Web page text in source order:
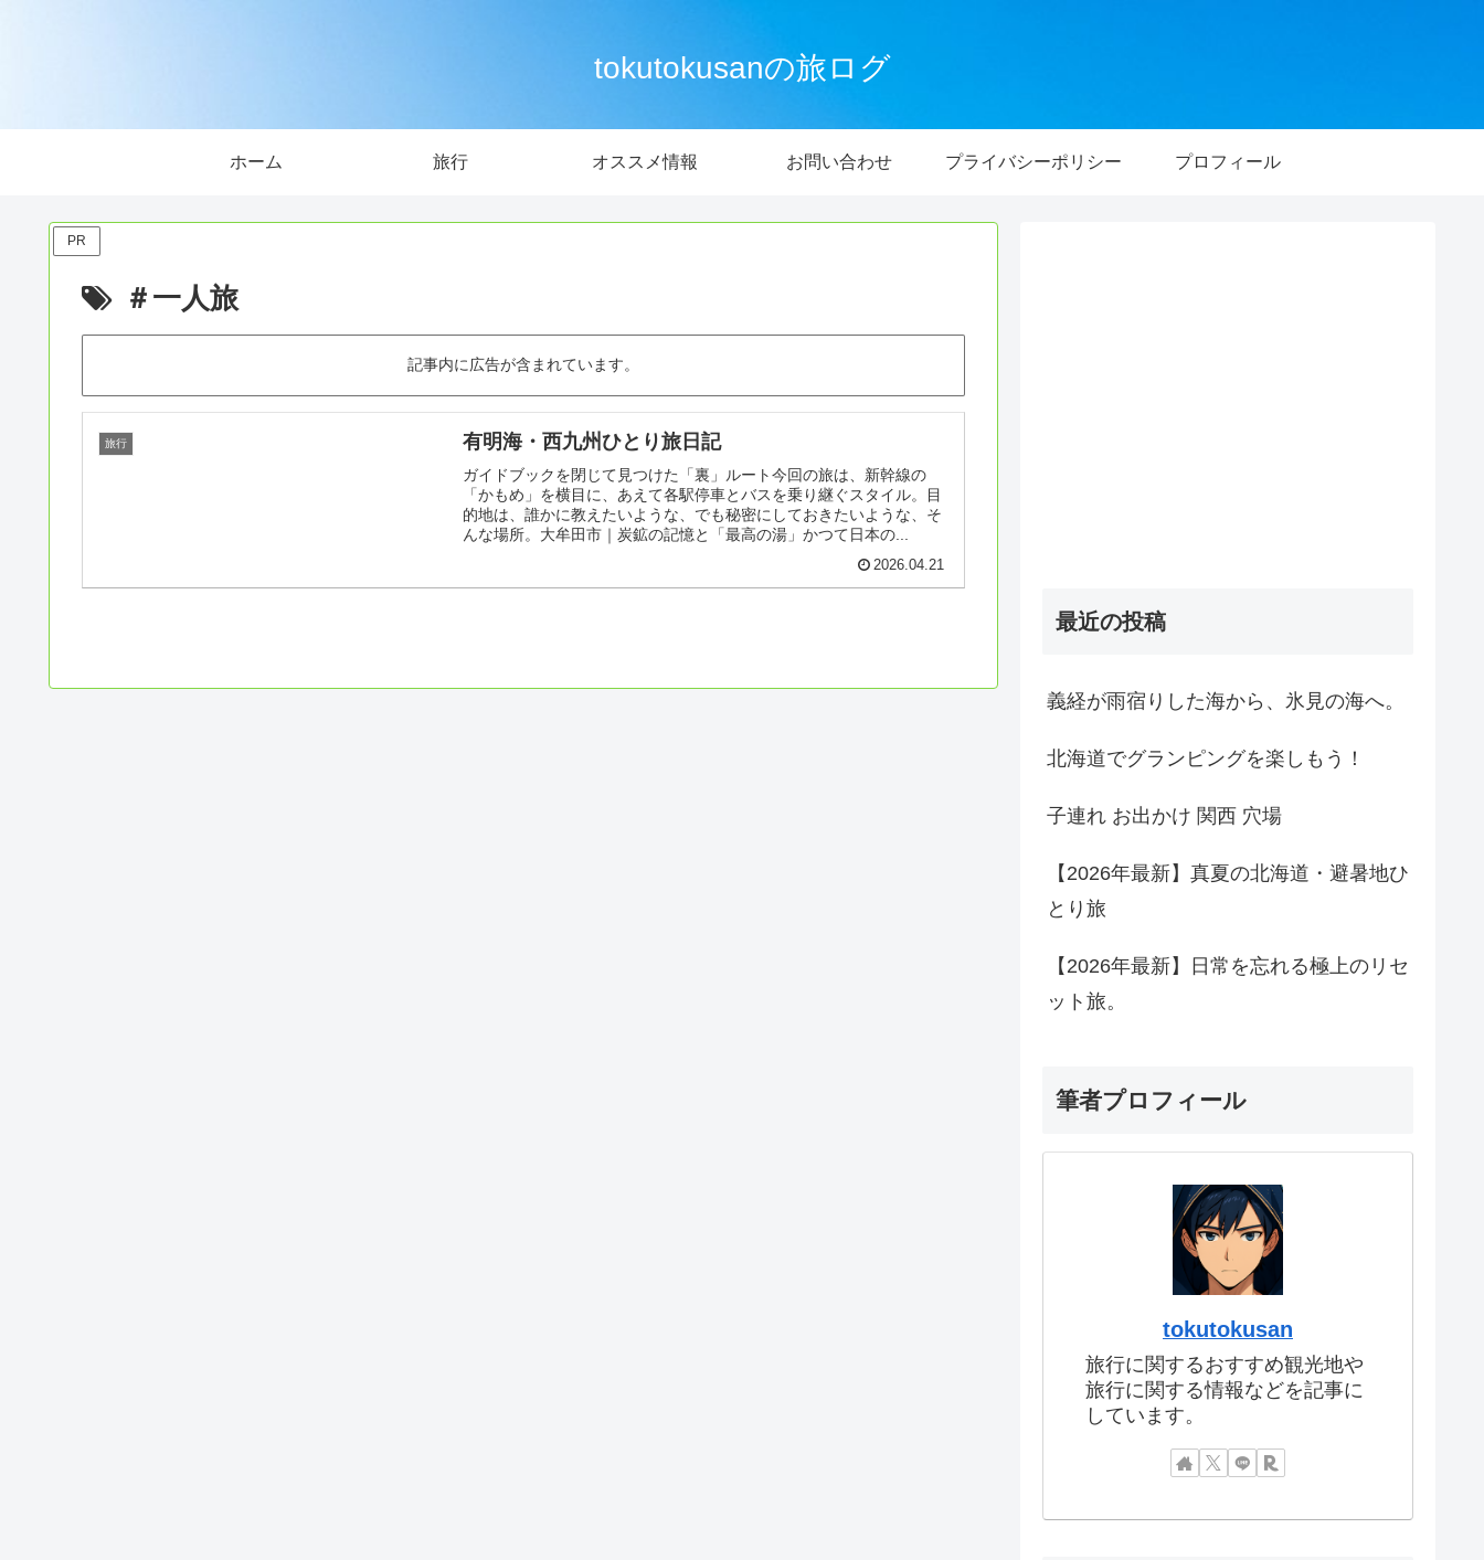
tokutokusanの旅ログ
ホーム 旅行 オススメ情報 お問い合わせ プライバシーポリシー プロフィール
PR
＃一人旅
記事内に広告が含まれています。
旅行 有明海・西九州ひとり旅日記
ガイドブックを閉じて見つけた「裏」ルート今回の旅は、新幹線の
「かもめ」を横目に、あえて各駅停車とバスを乗り継ぐスタイル。目
的地は、誰かに教えたいような、でも秘密にしておきたいような、そ
んな場所。大牟田市｜炭鉱の記憶と「最高の湯」かつて日本の...
2026.04.21
最近の投稿
義経が雨宿りした海から、氷見の海へ。
北海道でグランピングを楽しもう！
子連れ お出かけ 関西 穴場
【2026年最新】真夏の北海道・避暑地ひ
とり旅
【2026年最新】日常を忘れる極上のリセ
ット旅。
筆者プロフィール
tokutokusan
旅行に関するおすすめ観光地や
旅行に関する情報などを記事に
しています。